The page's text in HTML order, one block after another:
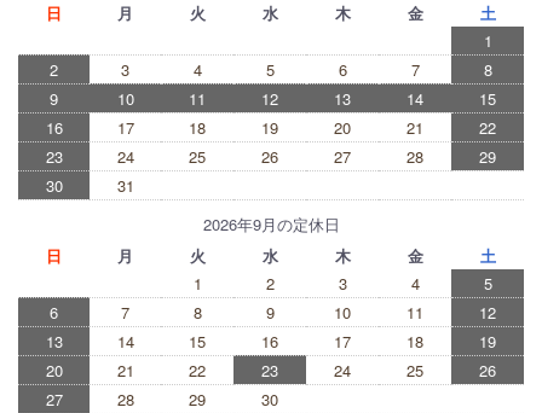
日
月 火 水 木 金
土
1
2
3 4 5 6 7
8
9
10 11 12 13 14
15
16
17 18 19 20 21
22
23
24 25 26 27 28
29
30
31
2026年9月の定休日
日
月 火 水 木 金
土
1
2 3 4
5
6
7 8 9 10 11
12
13
14 15 16 17 18
19
20
21 22 23 24 25
26
27
28 29 30